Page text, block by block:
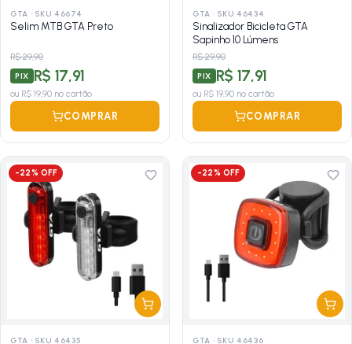
GTA · SKU 46674
Selim MTB GTA Preto
R$ 29,90
PIX R$ 17,91
ou R$ 19,90 no cartão
COMPRAR
GTA · SKU 46434
Sinalizador Bicicleta GTA
Sapinho 10 Lúmens
R$ 29,90
PIX R$ 17,91
ou R$ 19,90 no cartão
COMPRAR
-22% OFF
GTA · SKU 46435
-22% OFF
GTA · SKU 46436